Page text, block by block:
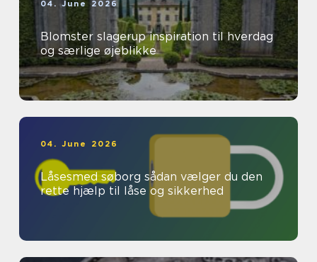
04. June 2026
Blomster slagerup inspiration til hverdag
og særlige øjeblikke
04. June 2026
Låsesmed søborg sådan vælger du den
rette hjælp til låse og sikkerhed